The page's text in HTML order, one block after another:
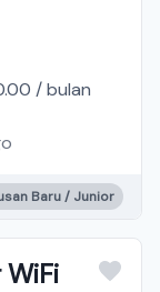
/bulan
Baru / Junior
WiFi